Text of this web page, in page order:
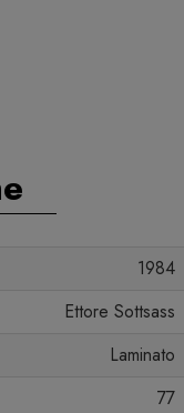
1984
Ettore Sottsass
Laminato
77